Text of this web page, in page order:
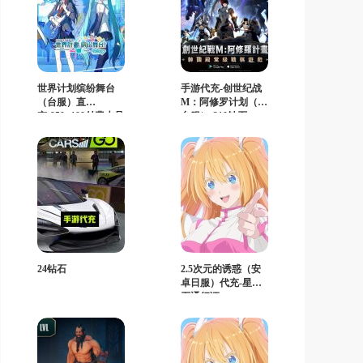
世界计划缤纷舞台
（台服）直
充-950+100付费水晶
手游代充-创世纪战
M：阿修罗计划（港
台服）-310钻石
24钻石
2.5次元的诱惑（安
卓日服）代充-星宝
石通行证